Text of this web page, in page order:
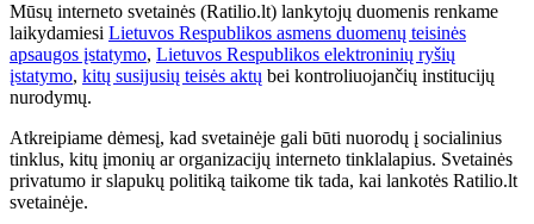
Mūsų interneto svetainės (Ratilio.lt) lankytojų duomenis renkame
laikydamiesi Lietuvos Respublikos asmens duomenų teisinės
apsaugos įstatymo, Lietuvos Respublikos elektroninių ryšių
įstatymo, kitų susijusių teisės aktų bei kontroliuojančių institucijų
nurodymų.
Atkreipiame dėmesį, kad svetainėje gali būti nuorodų į socialinius
tinklus, kitų įmonių ar organizacijų interneto tinklalapius. Svetainės
privatumo ir slapukų politiką taikome tik tada, kai lankotės Ratilio.lt
svetainėje.